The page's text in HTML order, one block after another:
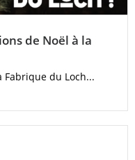
de Noël à la
Fabrique du Loch...